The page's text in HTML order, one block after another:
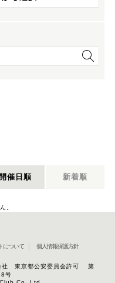
開催日順 新着順
。
について 個人情報保護方針
社 東京都公安委員会許可 第
号